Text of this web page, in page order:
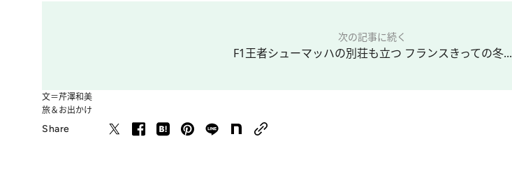
次の記事に続く
F1王者シューマッハの別荘も立つ フランスきっての冬...
文＝芹澤和美
旅＆お出かけ
Share